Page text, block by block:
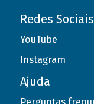
Redes Sociais
YouTube
Instagram
Ajuda
Perguntas